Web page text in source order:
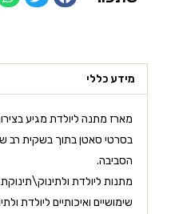
מידע כללי
מארז מתנה ליולדת מגיע
בסרטי סאטן בתוך בשקית רב
הסביבה.
מתנות ליולדת
שימושיים ואיכותיים ליולדת